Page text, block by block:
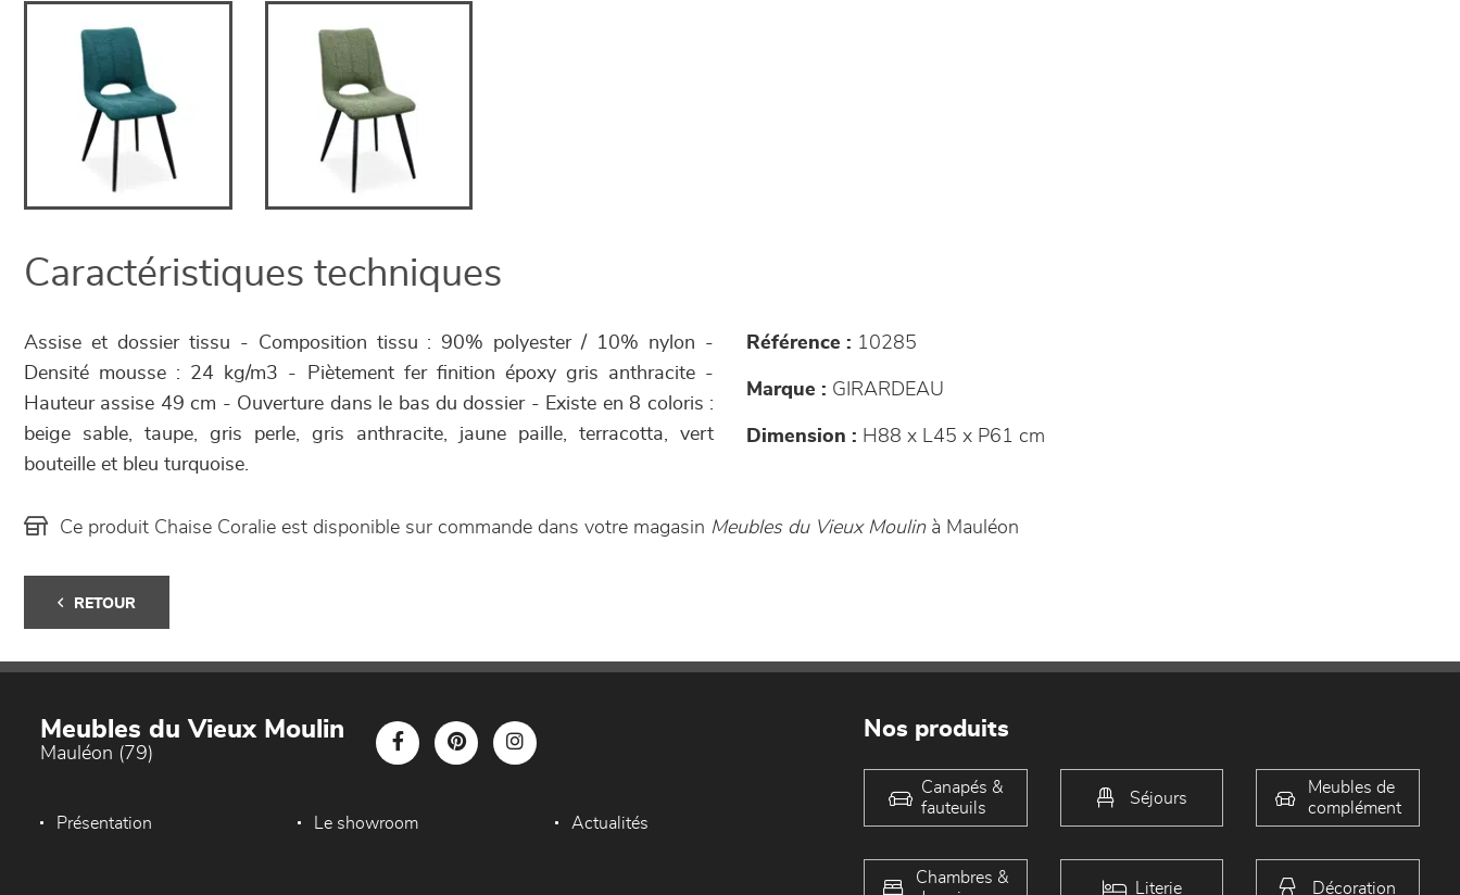
Caractéristiques techniques
Assise et dossier tissu - Composition tissu : 90% polyester / 10% nylon -
Densité mousse : 24 kg/m3 - Piètement fer finition époxy gris anthracite -
Hauteur assise 49 cm - Ouverture dans le bas du dossier - Existe en 8 coloris :
beige sable, taupe, gris perle, gris anthracite, jaune paille, terracotta, vert
bouteille et bleu turquoise.
Référence : 10285
Marque : GIRARDEAU
Dimension : H88 x L45 x P61 cm
Ce produit Chaise Coralie est disponible sur commande dans votre magasin Meubles du Vieux Moulinà Mauléon
RETOUR
Meubles du Vieux Moulin
Mauléon (79)
Présentation Le showroom Actualités
Nos produits
Canapés &
fauteuils
Séjours
Meubles de
complément
Chambres &
Literie Décoration